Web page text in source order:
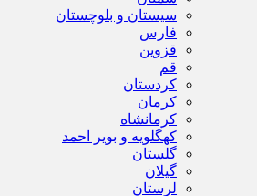
سیستان و بلوچستان
فارس
قزوین
قم
کردستان
کرمان
کرمانشاه
کهگلویه و بویر احمد
گلستان
گیلان
لرستان